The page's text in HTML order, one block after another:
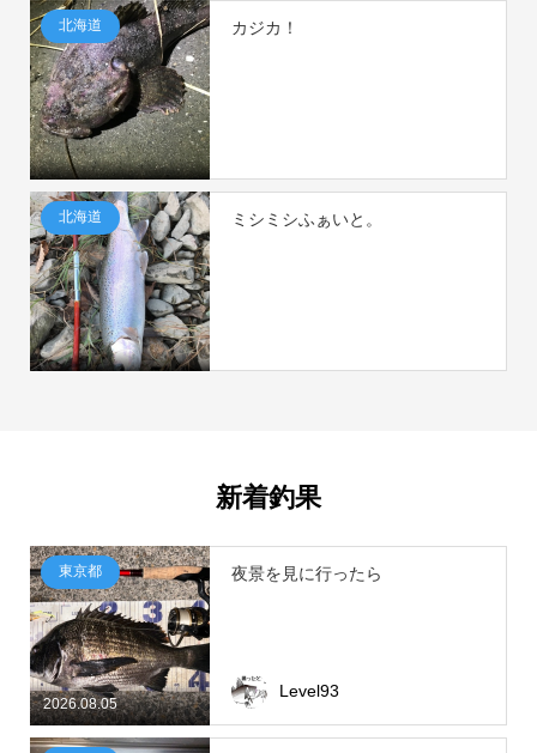
北海道 カジカ！
北海道 ミシミシふぁいと。
新着釣果
2026.08.05
東京都 夜景を見に行ったら
Level93